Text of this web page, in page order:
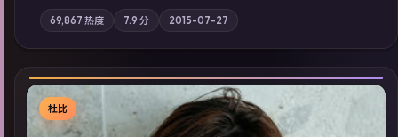
记忆碎片重组后，主角发现自己从未活过“真实”的一天；摄影与
配乐强化地域气质；站内亦可通过「国产免费观看高清电视剧在
线看」延展检索同类型高分佳作，畅享高清在线追剧体验。
69,867 热度 7.9 分 2015-07-27
杜比